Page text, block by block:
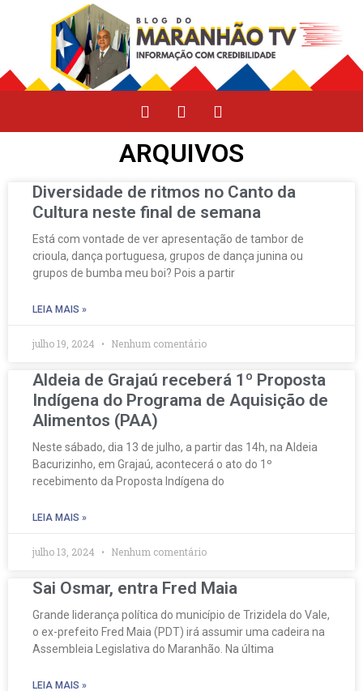
ARQUIVOS
Diversidade de ritmos no Canto da
Cultura neste final de semana
Está com vontade de ver apresentação de tambor de
crioula, dança portuguesa, grupos de dança junina ou
grupos de bumba meu boi? Pois a partir
LEIA MAIS »
julho 19, 2024 Nenhum comentário
Aldeia de Grajaú receberá 1º Proposta
Indígena do Programa de Aquisição de
Alimentos (PAA)
Neste sábado, dia 13 de julho, a partir das 14h, na Aldeia
Bacurizinho, em Grajaú, acontecerá o ato do 1º
recebimento da Proposta Indígena do
LEIA MAIS »
julho 13, 2024 Nenhum comentário
Sai Osmar, entra Fred Maia
Grande liderança política do município de Trizidela do Vale,
o ex-prefeito Fred Maia (PDT) irá assumir uma cadeira na
Assembleia Legislativa do Maranhão. Na última
LEIA MAIS »